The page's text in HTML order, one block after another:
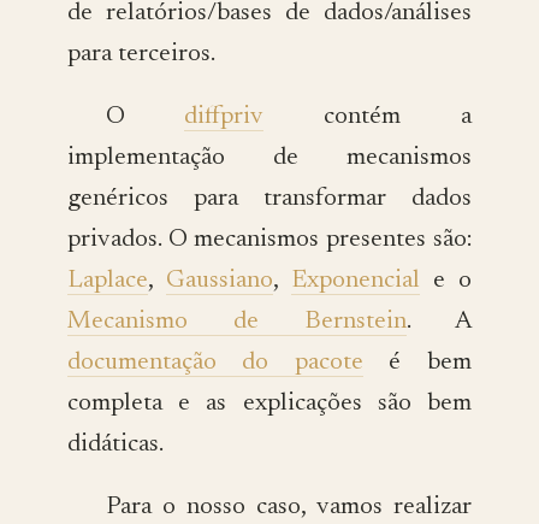
de relatórios/bases de dados/análises
para terceiros.
O diffpriv contém a
implementação de mecanismos
genéricos para transformar dados
privados. O mecanismos presentes são:
Laplace, Gaussiano, Exponencial e o
Mecanismo de Bernstein. A
documentação do pacote é bem
completa e as explicações são bem
didáticas.
Para o nosso caso, vamos realizar